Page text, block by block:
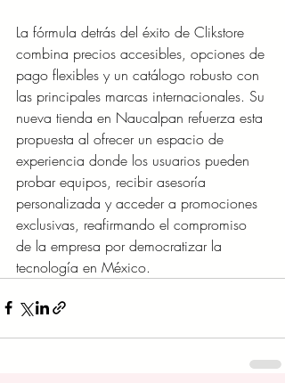
La fórmula detrás del éxito de Clikstore
combina precios accesibles, opciones de
pago flexibles y un catálogo robusto con
las principales marcas internacionales. Su
nueva tienda en Naucalpan refuerza esta
propuesta al ofrecer un espacio de
experiencia donde los usuarios pueden
probar equipos, recibir asesoría
personalizada y acceder a promociones
exclusivas, reafirmando el compromiso
de la empresa por democratizar la
tecnología en México.